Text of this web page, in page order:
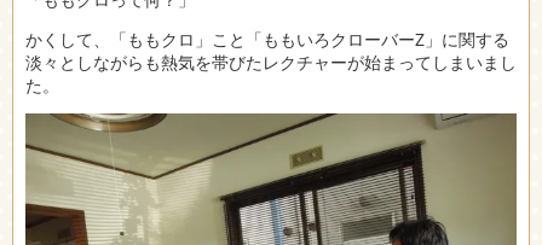
かくして、「ももクロ」こと「ももいろクローバーZ」に関する
淡々としながらも熱気を帯びたレクチャーが始まってしまいまし
た。